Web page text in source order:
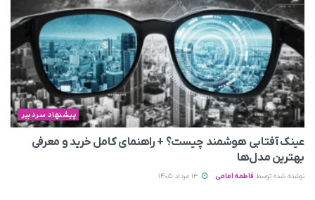
پیشنهاد سردبیر
عینک آفتابی هوشمند چیست؟ + راهنمای کامل خرید و معرفی
بهترین مدل‌ها
نوشته شده توسط فاطمه امامی